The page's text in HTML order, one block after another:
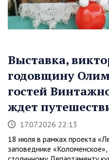
Выставка,
годовщину
гостей
ждет
17.07.2026 22:13
18 июля в рамках проекта
заповеднике